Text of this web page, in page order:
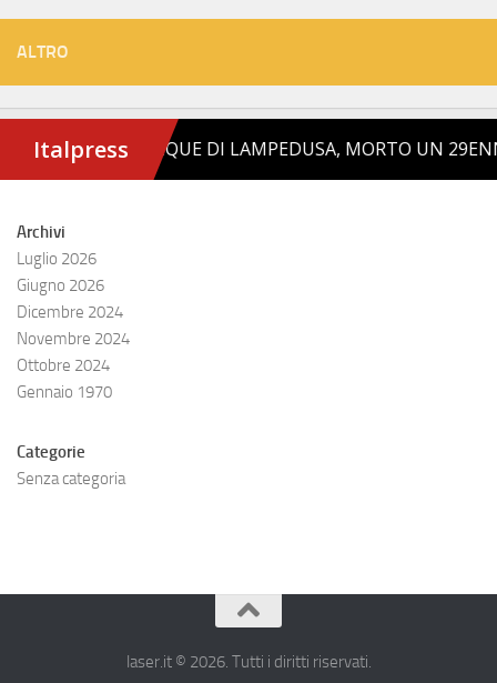
ALTRO
Archivi
Luglio 2026
Giugno 2026
Dicembre 2024
Novembre 2024
Ottobre 2024
Gennaio 1970
Categorie
Senza categoria
laser.it © 2026. Tutti i diritti riservati.